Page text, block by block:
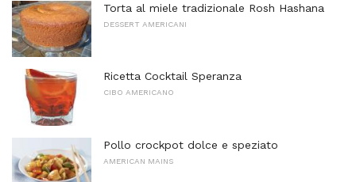
Torta al miele tradizionale Rosh Hashana
DESSERT AMERICANI
Ricetta Cocktail Speranza
CIBO AMERICANO
Pollo crockpot dolce e speziato
AMERICAN MAINS